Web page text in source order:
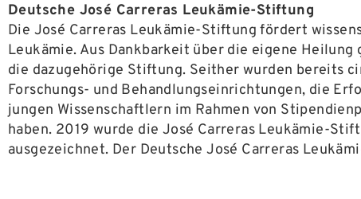
Deutsche José Carreras Leukämie-Stiftung
Die José Carreras Leukämie-Stiftung fördert
Leukämie. Aus Dankbarkeit über die eigene
die dazugehörige Stiftung. Seither wurden bereits
Forschungs- und Behandlungseinrichtungen, die
jungen Wissenschaftlern im Rahmen von
haben. 2019 wurde die José Carreras Leukämie-
ausgezeichnet. Der Deutsche José Carreras